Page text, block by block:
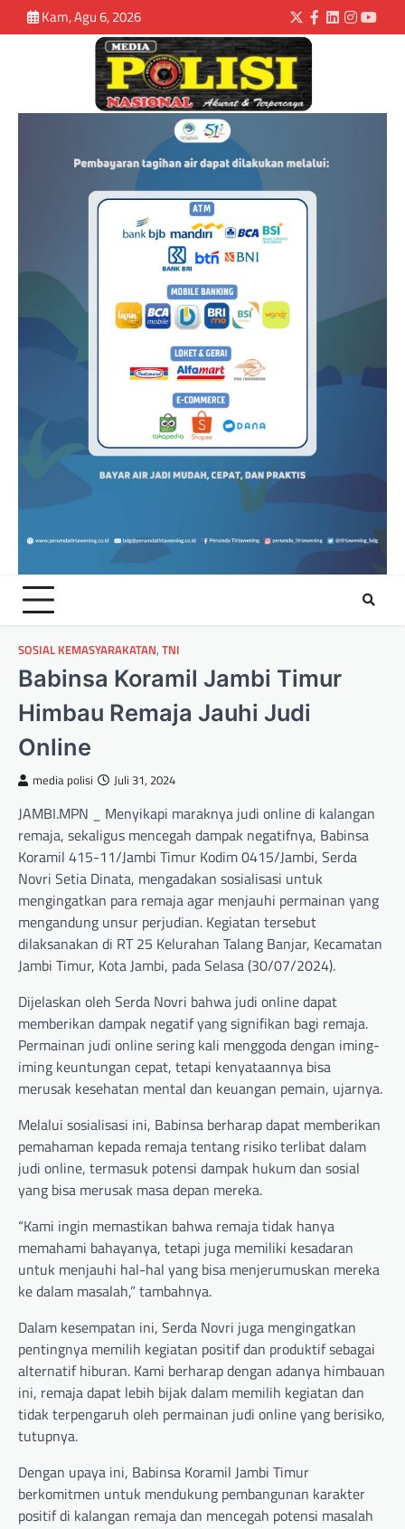
Kam, Agu 6, 2026
SOSIAL KEMASYARAKATAN, TNI
Babinsa Koramil Jambi Timur
Himbau Remaja Jauhi Judi
Online
media polisi Juli 31, 2024
JAMBI.MPN _ Menyikapi maraknya judi online di kalangan
remaja, sekaligus mencegah dampak negatifnya, Babinsa
Koramil 415-11/Jambi Timur Kodim 0415/Jambi, Serda
Novri Setia Dinata, mengadakan sosialisasi untuk
mengingatkan para remaja agar menjauhi permainan yang
mengandung unsur perjudian. Kegiatan tersebut
dilaksanakan di RT 25 Kelurahan Talang Banjar, Kecamatan
Jambi Timur, Kota Jambi, pada Selasa (30/07/2024).
Dijelaskan oleh Serda Novri bahwa judi online dapat
memberikan dampak negatif yang signifikan bagi remaja.
Permainan judi online sering kali menggoda dengan iming-
iming keuntungan cepat, tetapi kenyataannya bisa
merusak kesehatan mental dan keuangan pemain, ujarnya.
Melalui sosialisasi ini, Babinsa berharap dapat memberikan
pemahaman kepada remaja tentang risiko terlibat dalam
judi online, termasuk potensi dampak hukum dan sosial
yang bisa merusak masa depan mereka.
“Kami ingin memastikan bahwa remaja tidak hanya
memahami bahayanya, tetapi juga memiliki kesadaran
untuk menjauhi hal-hal yang bisa menjerumuskan mereka
ke dalam masalah,” tambahnya.
Dalam kesempatan ini, Serda Novri juga mengingatkan
pentingnya memilih kegiatan positif dan produktif sebagai
alternatif hiburan. Kami berharap dengan adanya himbauan
ini, remaja dapat lebih bijak dalam memilih kegiatan dan
tidak terpengaruh oleh permainan judi online yang berisiko,
tutupnya.
Dengan upaya ini, Babinsa Koramil Jambi Timur
berkomitmen untuk mendukung pembangunan karakter
positif di kalangan remaja dan mencegah potensi masalah